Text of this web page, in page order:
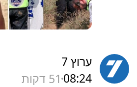
ערוץ 7
08:24 51 דקות